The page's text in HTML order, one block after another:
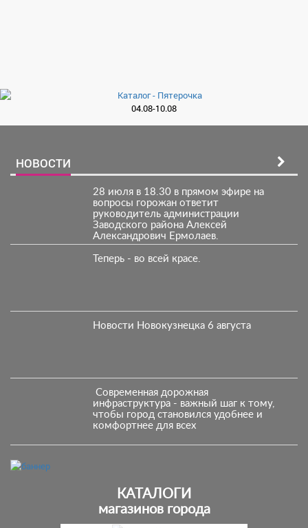
04.08-10.08
НОВОСТИ
28 июля в 18.30 в прямом эфире на
вопросы горожан ответит
руководитель администрации
Заводского района Алексей
Александрович Ермолаев.
Теперь - во всей красе.
Новости Новокузнецка 6 августа
Современная дорожная
инфраструктура - важный шаг к тому,
чтобы город становился удобнее и
комфортнее для всех
КАТАЛОГИ
магазинов города